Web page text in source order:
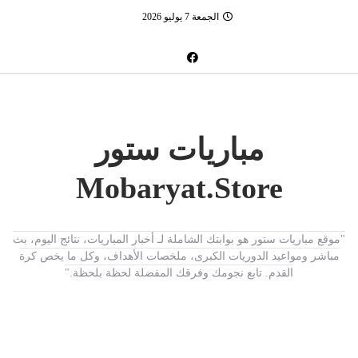
الجمعة 7 يوليو 2026
مباريات ستور
Mobaryat.Store
"موقع مباريات ستور هو بوابتك الشاملة لـ أخبار المباريات، نتائج اليوم، بث
مباشر ومواعيد الدوريات الكبرى، ملخصات الأهداف، وكل ما يخص كرة
القدم. تابع نجومك وفرقك المفضلة لحظة بلحظة."